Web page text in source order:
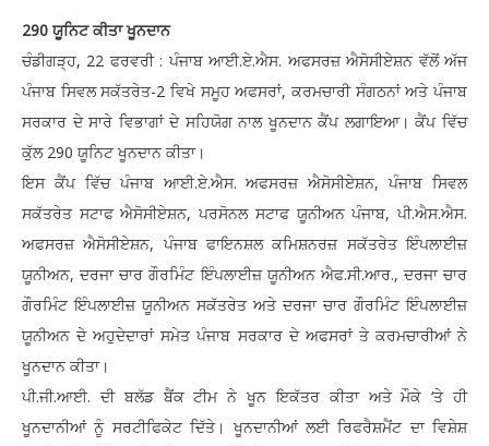
290 ਯੂਨਿਟ ਕੀਤਾ ਖੂਨਦਾਨ
ਚੰਡੀਗੜ੍ਹ, 22 ਫਰਵਰੀ : ਪੰਜਾਬ ਆਈ.ਏ.ਐਸ. ਅਫਸਰਜ਼ ਐਸੋਸੀਏਸ਼ਨ ਵੱਲੋਂ ਅੱਜ
ਪੰਜਾਬ ਸਿਵਲ ਸਕੱਤਰੇਤ-2 ਵਿਖੇ ਸਮੂਹ ਅਫਸਰਾਂ, ਕਰਮਚਾਰੀ ਸੰਗਠਨਾਂ ਅਤੇ ਪੰਜਾਬ
ਸਰਕਾਰ ਦੇ ਸਾਰੇ ਵਿਭਾਗਾਂ ਦੇ ਸਹਿਯੋਗ ਨਾਲ ਖੂਨਦਾਨ ਕੈਂਪ ਲਗਾਇਆ। ਕੈਂਪ ਵਿੱਚ
ਕੁੱਲ 290 ਯੂਨਿਟ ਖੂਨਦਾਨ ਕੀਤਾ।
ਇਸ ਕੈਂਪ ਵਿੱਚ ਪੰਜਾਬ ਆਈ.ਏ.ਐਸ. ਅਫਸਰਜ਼ ਐਸੋਸੀਏਸ਼ਨ, ਪੰਜਾਬ ਸਿਵਲ
ਸਕੱਤਰੇਤ ਸਟਾਫ ਐਸੋਸੀਏਸ਼ਨ, ਪਰਸੋਨਲ ਸਟਾਫ ਯੂਨੀਅਨ ਪੰਜਾਬ, ਪੀ.ਐਸ.ਐਸ.
ਅਫਸਰਜ਼ ਐਸੋਸੀਏਸ਼ਨ, ਪੰਜਾਬ ਫਾਇਨਸ਼ਲ ਕਮਿਸ਼ਨਰਜ਼ ਸਕੱਤਰੇਤ ਇੰਪਲਾਈਜ਼
ਯੂਨੀਅਨ, ਦਰਜਾ ਚਾਰ ਗੌਰਮਿੰਟ ਇੰਪਲਾਈਜ਼ ਯੂਨੀਅਨ ਐਫ.ਸੀ.ਆਰ., ਦਰਜਾ ਚਾਰ
ਗੌਰਮਿੰਟ ਇੰਪਲਾਈਜ਼ ਯੂਨੀਅਨ ਸਕੱਤਰੇਤ ਅਤੇ ਦਰਜਾ ਚਾਰ ਗੌਰਮਿੰਟ ਇੰਪਲਾਈਜ਼
ਯੂਨੀਅਨ ਦੇ ਅਹੁਦੇਦਾਰਾਂ ਸਮੇਤ ਪੰਜਾਬ ਸਰਕਾਰ ਦੇ ਅਫਸਰਾਂ ਤੇ ਕਰਮਚਾਰੀਆਂ ਨੇ
ਖੂਨਦਾਨ ਕੀਤਾ।
ਪੀ.ਜੀ.ਆਈ. ਦੀ ਬਲੱਡ ਬੈਂਕ ਟੀਮ ਨੇ ਖੂਨ ਇਕੱਤਰ ਕੀਤਾ ਅਤੇ ਮੌਕੇ ‘ਤੇ ਹੀ
ਖੂਨਦਾਨੀਆਂ ਨੂੰ ਸਰਟੀਫਿਕੇਟ ਦਿੱਤੇ। ਖੂਨਦਾਨੀਆਂ ਲਈ ਰਿਫਰੈਸ਼ਮੈਂਟ ਦਾ ਵਿਸ਼ੇਸ਼